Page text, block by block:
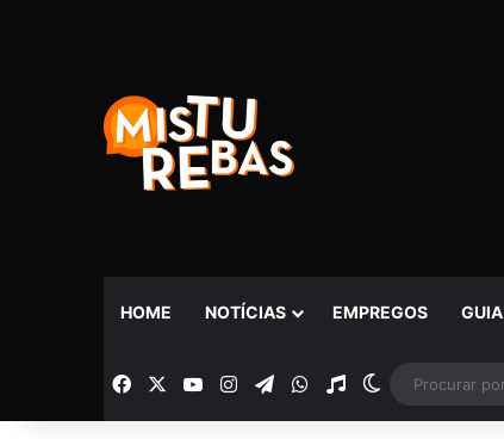
HOME NOTÍCIAS EMPREGOS GUIA
Facebook YouTubeInstagramTelegramWhatsApp
Rádio Switch skin